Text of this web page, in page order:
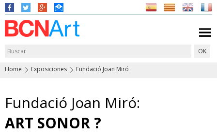
Home Exposiciones Fundació Joan Miró
Fundació Joan Miró:
ART SONOR ?